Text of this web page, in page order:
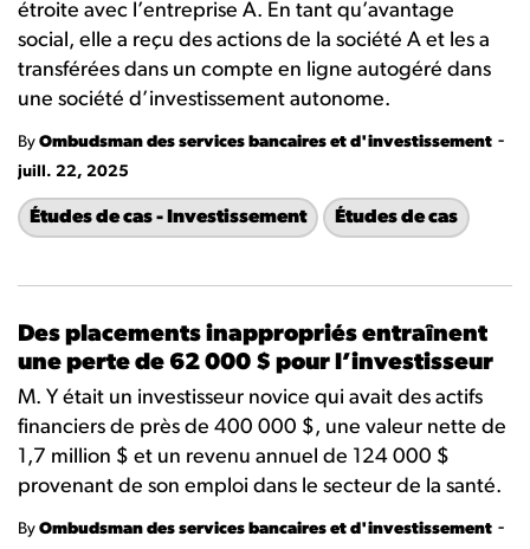
étroite avec l’entreprise A. En tant qu’avantage
social, elle a reçu des actions de la société A et les a
transférées dans un compte en ligne autogéré dans
une société d’investissement autonome.
By Ombudsman des services bancaires et d'investissement -
juill. 22, 2025
Études de cas - Investissement Études de cas
Des placements inappropriés entraînent
une perte de 62 000 $ pour l’investisseur
M. Y était un investisseur novice qui avait des actifs
financiers de près de 400 000 $, une valeur nette de
1,7 million $ et un revenu annuel de 124 000 $
provenant de son emploi dans le secteur de la santé.
By Ombudsman des services bancaires et d'investissement -